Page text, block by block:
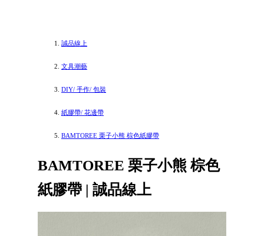
誠品線上
文具潮藝
DIY/ 手作/ 包裝
紙膠帶/ 花邊帶
BAMTOREE 栗子小熊 棕色紙膠帶
BAMTOREE 栗子小熊 棕色
紙膠帶 | 誠品線上